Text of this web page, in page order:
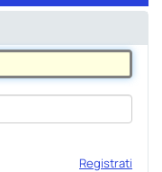
Registrati